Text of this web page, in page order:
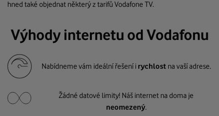
hned také objednat některý z tarifů Vodafone TV.
Výhody internetu od Vodafonu
Nabídneme vám ideální řešení i rychlost na vaší adrese.
Žádné datové limity! Náš internet na doma je
neomezený.